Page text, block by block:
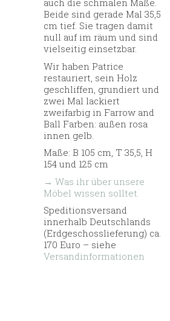
auch die schmalen Maße.
Beide sind gerade Mal 35,5
cm tief. Sie tragen damit
null auf im räum und sind
vielseitig einsetzbar.
Wir haben Patrice
restauriert, sein Holz
geschliffen, grundiert und
zwei Mal lackiert
zweifarbig in Farrow and
Ball Farben: außen rosa
innen gelb.
Maße: B 105 cm, T 35,5, H
154 und 125 cm
→ Was ihr über unsere
Möbel wissen solltet.
Speditionsversand
innerhalb Deutschlands
(Erdgeschosslieferung) ca.
170 Euro – siehe
Versandinformationen